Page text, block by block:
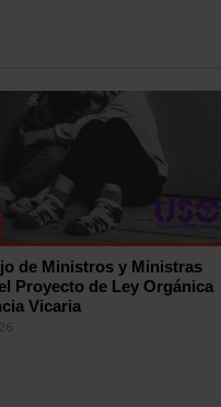
de Ministros y Ministras
Proyecto de Ley Orgánica
Vicaria